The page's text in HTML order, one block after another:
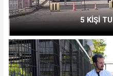
5 KİŞİ